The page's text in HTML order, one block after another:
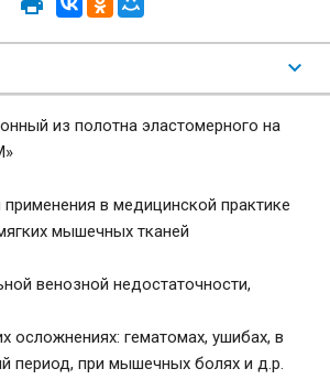
из полотна эластомерного на
в медицинской практике
мышечных тканей
венозной недостаточности,
осложнениях: гематомах, ушибах, в
период, при мышечных болях и д.р.